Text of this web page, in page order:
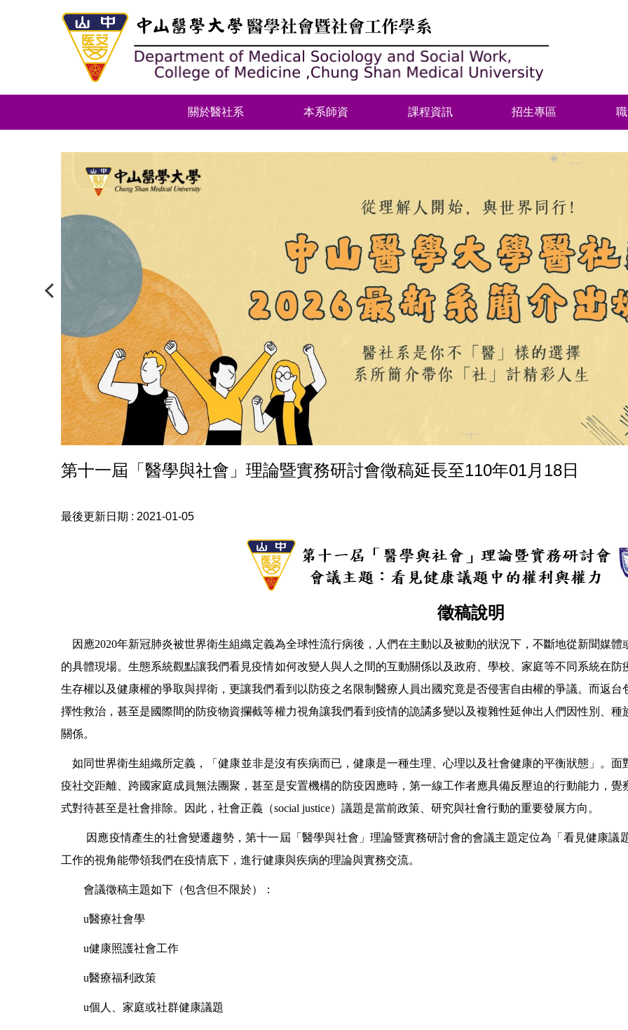
容
關於醫社系 本系師資 課程資訊 招生專區
第十一屆「醫學與社會」理論暨實務研討會徵稿延長至110年01月18日
最後更新日期 : 2021-01-05
徵稿說明
因應2020年新冠肺炎被世界衛生組織定義為全球性流行病後，人們在主動以及被動的狀況下，不斷地從新聞媒
的具體現場。生態系統觀點讓我們看見疫情如何改變人與人之間的互動關係以及政府、學校、家庭等不同系統在
生存權以及健康權的爭取與捍衛，更讓我們看到以防疫之名限制醫療人員出國究竟是否侵害自由權的爭議。而返
擇性救治，甚至是國際間的防疫物資攔截等權力視角讓我們看到疫情的詭譎多變以及複雜性延伸出人們因性別、
關係。
如同世界衛生組織所定義， 「健康並非是沒有疾病而已，健康是一種生理、心理以及社會健康的平衡狀態 」 。面
疫社交距離、跨國家庭成員無法團聚，甚至是安置機構的防疫因應時，第一線工作者應具備反壓迫的行動能力，
式對待甚至是社會排除。因此，社會正義（social justice）議題是當前政策、研究與社會行動的重要發展方向。
因應疫情產生的社會變遷趨勢，第十一屆「醫學與社會」理論暨實務研討會的會議主題定位為 「 看見健康議
工作的視角能帶領我們在疫情底下，進行健康與疾病的理論與實務交流。
會議徵稿主題如下（包含但不限於）：
u醫療社會學
u健康照護社會工作
u醫療福利政策
u個人、家庭或社群健康議題